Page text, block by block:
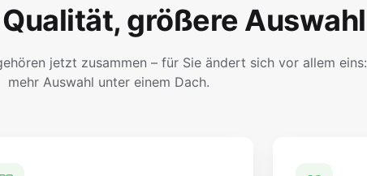
größere Auswahl
jetzt zusammen – für Sie ändert sich vor allem eins:
mehr Auswahl unter einem Dach.